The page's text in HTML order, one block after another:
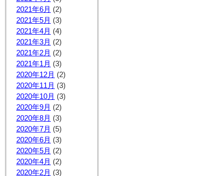
2021年6月 (2)
2021年5月 (3)
2021年4月 (4)
2021年3月 (2)
2021年2月 (2)
2021年1月 (3)
2020年12月 (2)
2020年11月 (3)
2020年10月 (3)
2020年9月 (2)
2020年8月 (3)
2020年7月 (5)
2020年6月 (3)
2020年5月 (2)
2020年4月 (2)
2020年2月 (3)